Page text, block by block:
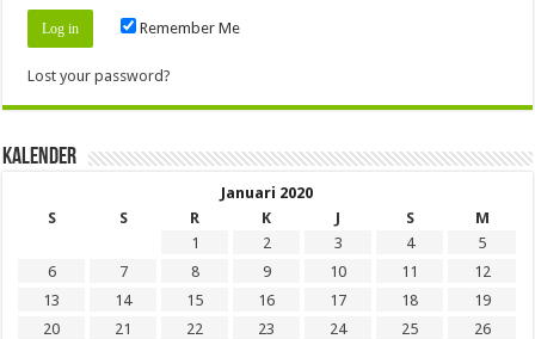
Remember Me
Lost your password?
Kalender
Januari 2020
S
S R K J S
M
1
2 3 4
5
6
7 8 9 10 11
12
13
14 15 16 17 18
19
20
21 22 23 24 25
26